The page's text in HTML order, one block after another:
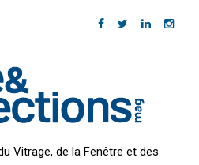
Vitrage, de la Fenêtre et des